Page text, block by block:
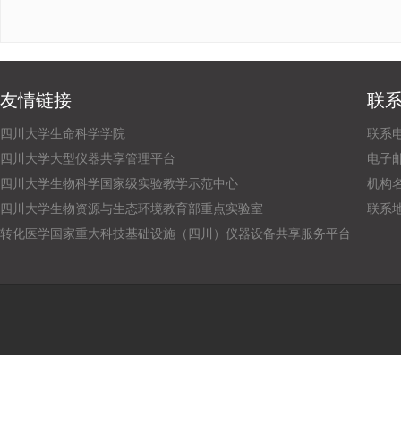
友情链接
四川大学生命科学学院
四川大学大型仪器共享管理平台
四川大学生物科学国家级实验教学示范中心
四川大学生物资源与生态环境教育部重点实验室
转化医学国家重大科技基础设施（四川）仪器设备共享服务平台
联
联系
电子
机构
联系